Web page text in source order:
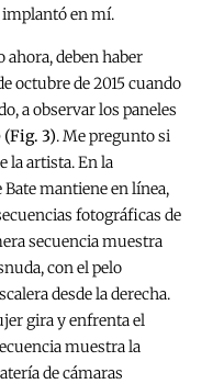
en mí.
ahora, deben haber
octubre de 2015 cuando
a observar los paneles
(Fig. 3). Me pregunto si
la artista. En la
mantiene en línea,
fotográficas de
secuencia muestra
con el pelo
desde la derecha.
gira y enfrenta el
muestra la
de cámaras